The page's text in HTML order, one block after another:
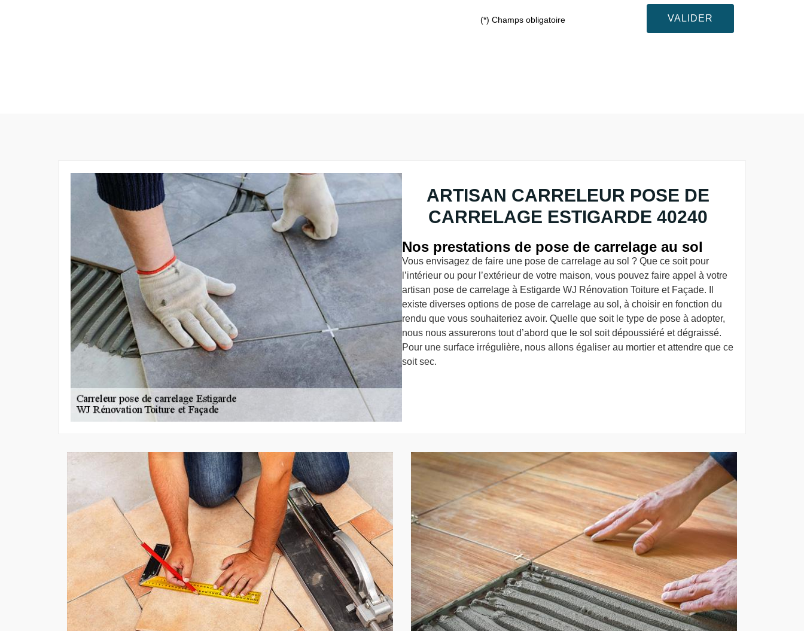
(*) Champs obligatoire
ARTISAN CARRELEUR POSE DE
CARRELAGE ESTIGARDE 40240
Nos prestations de pose de carrelage au sol
Vous envisagez de faire une pose de carrelage au sol ? Que ce soit pour
l’intérieur ou pour l’extérieur de votre maison, vous pouvez faire appel à votre
artisan pose de carrelage à Estigarde WJ Rénovation Toiture et Façade. Il
existe diverses options de pose de carrelage au sol, à choisir en fonction du
rendu que vous souhaiteriez avoir. Quelle que soit le type de pose à adopter,
nous nous assurerons tout d’abord que le sol soit dépoussiéré et dégraissé.
Pour une surface irrégulière, nous allons égaliser au mortier et attendre que ce
soit sec.